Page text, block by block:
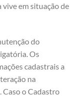
vive em situação de
do
Os
cadastrais a
na
Caso o Cadastro